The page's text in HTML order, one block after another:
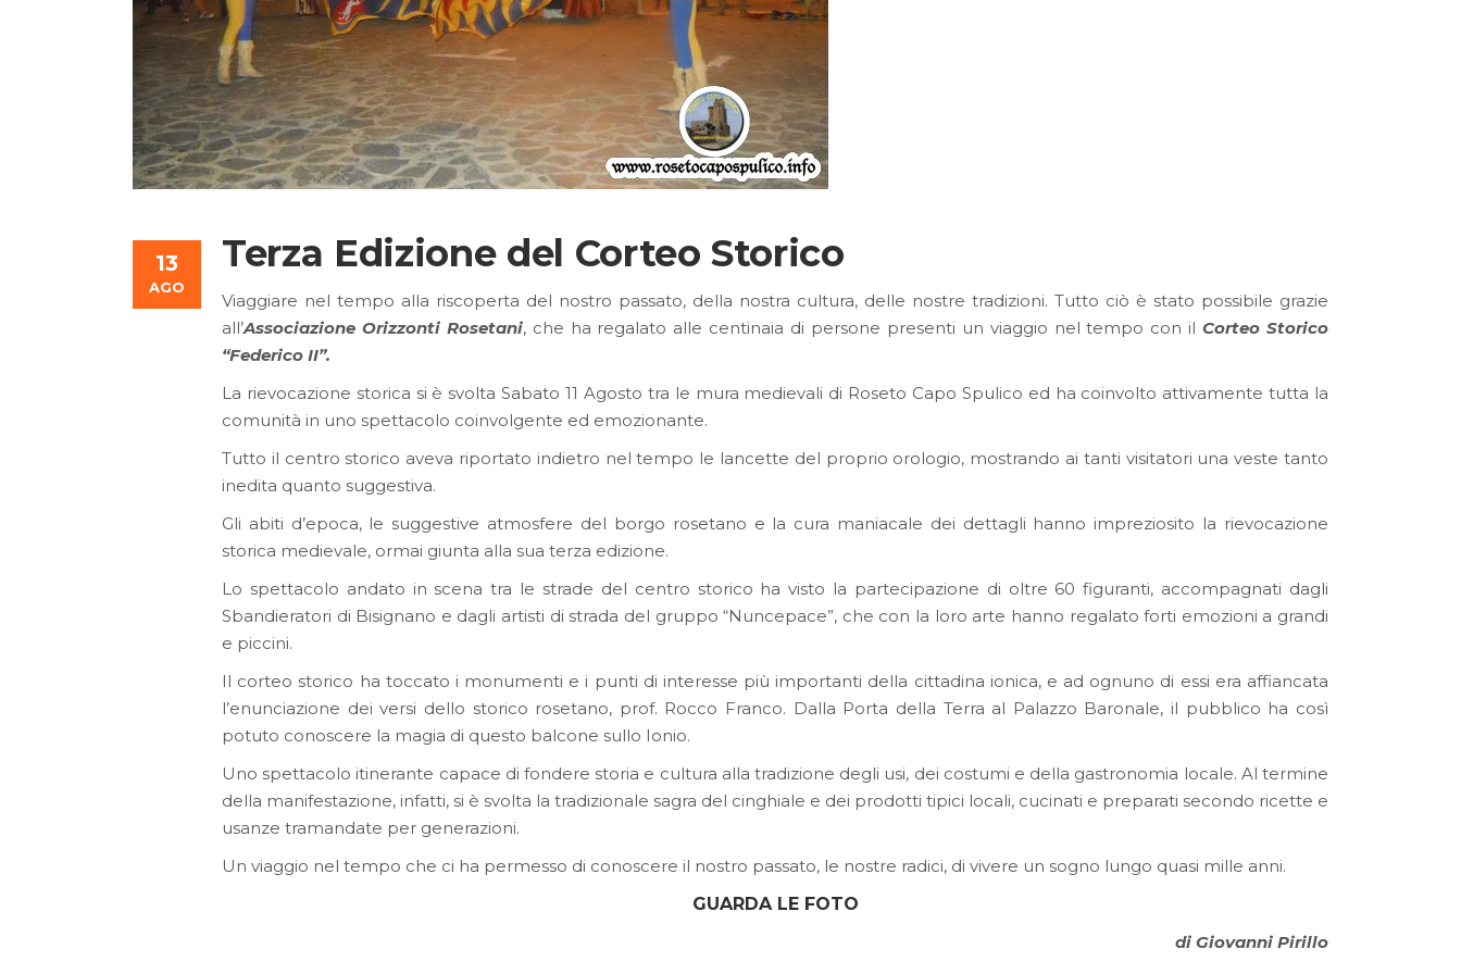
13
AGO
Terza Edizione del Corteo Storico
Viaggiare nel tempo alla riscoperta del nostro passato, della nostra cultura, delle nostre tradizioni. Tutto ciò è stato possibile grazie
all’Associazione Orizzonti Rosetani, che ha regalato alle centinaia di persone presenti un viaggio nel tempo con ilCorteo Storico
“Federico II”.
La rievocazione storica si è svolta Sabato 11 Agosto tra le mura medievali di Roseto Capo Spulico ed ha coinvolto attivamente tutta la
comunità in uno spettacolo coinvolgente ed emozionante.
Tutto il centro storico aveva riportato indietro nel tempo le lancette del proprio orologio, mostrando ai tanti visitatori una veste tanto
inedita quanto suggestiva.
Gli abiti d’epoca, le suggestive atmosfere del borgo rosetano e la cura maniacale dei dettagli hanno impreziosito la rievocazione
storica medievale, ormai giunta alla sua terza edizione.
Lo spettacolo andato in scena tra le strade del centro storico ha visto la partecipazione di oltre 60 figuranti, accompagnati dagli
Sbandieratori di Bisignano e dagli artisti di strada del gruppo “Nuncepace”, che con la loro arte hanno regalato forti emozioni a grandi
e piccini.
Il corteo storico ha toccato i monumenti e i punti di interesse più importanti della cittadina ionica, e ad ognuno di essi era affiancata
l’enunciazione dei versi dello storico rosetano, prof. Rocco Franco. Dalla Porta della Terra al Palazzo Baronale, il pubblico ha così
potuto conoscere la magia di questo balcone sullo Ionio.
Uno spettacolo itinerante capace di fondere storia e cultura alla tradizione degli usi, dei costumi e della gastronomia locale. Al termine
della manifestazione, infatti, si è svolta la tradizionale sagra del cinghiale e dei prodotti tipici locali, cucinati e preparati secondo ricette e
usanze tramandate per generazioni.
Un viaggio nel tempo che ci ha permesso di conoscere il nostro passato, le nostre radici, di vivere un sogno lungo quasi mille anni.
GUARDA LE FOTO
di Giovanni Pirillo